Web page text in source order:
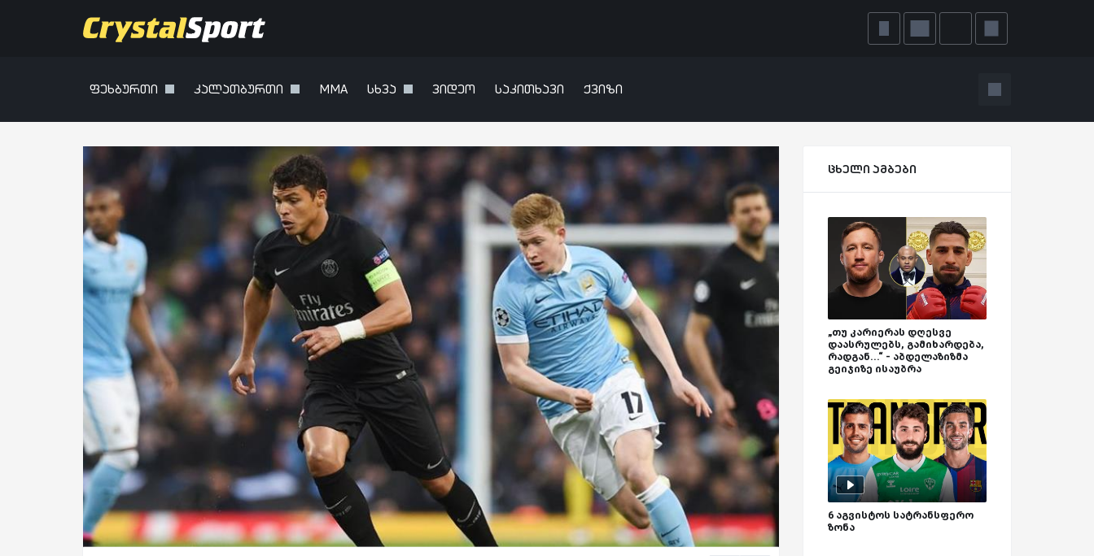
ფეხბურთი კალათბურთი MMA სხვა ვიდეო საკითხავი ქვიზი
ცხელი ამბები
„თუ კარიერას დღესვე
დაასრულებს, გამიხარდება,
რადგან...“ - აბდელაზიზმა
გეიჯიზე ისაუბრა
6 აგვისტოს სატრანსფერო
ზონა